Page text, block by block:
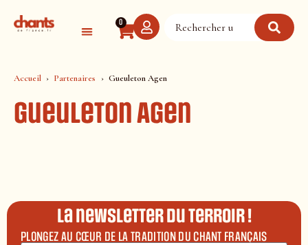
0
Accueil Partenaires Gueuleton Agen
Gueuleton Agen
La newsletter du terroir !
PLONGEZ AU CŒUR DE LA TRADITION DU CHANT FRANÇAIS